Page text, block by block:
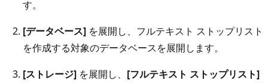
す。
[データベース] を展開し、フルテキスト ストップリスト
を作成する対象のデータベースを展開します。
[ストレージ] を展開し、 [フルテキスト ストップリスト]